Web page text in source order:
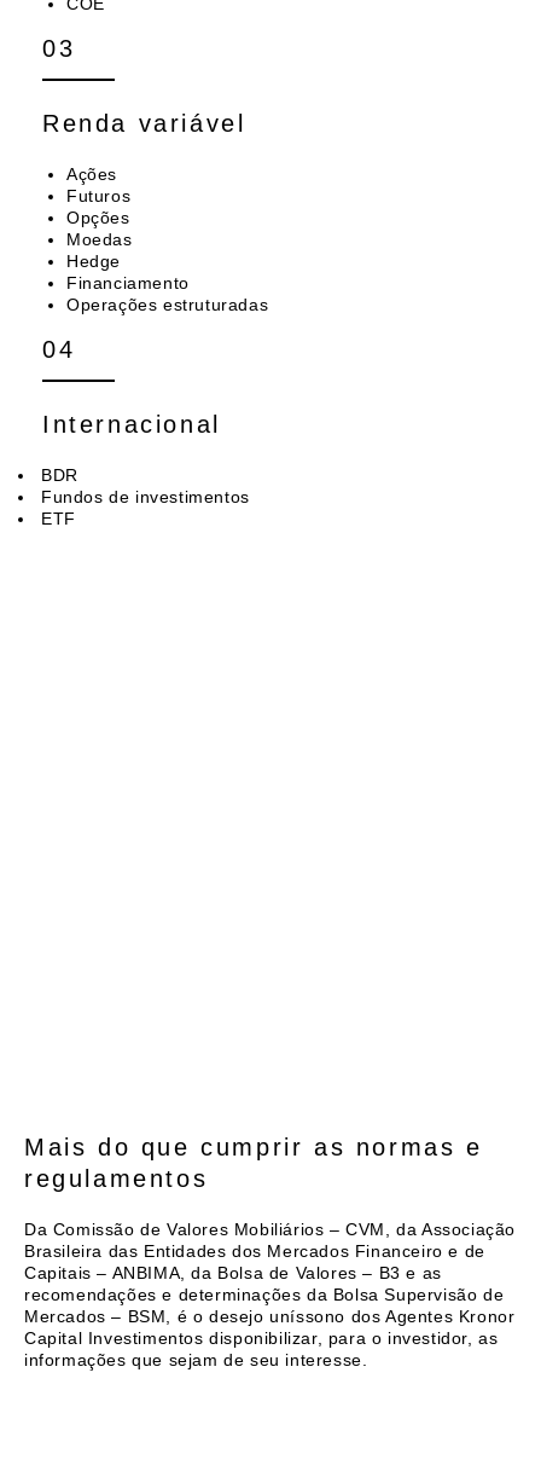
03
Renda variável
Ações
Futuros
Opções
Moedas
Hedge
Financiamento
Operações estruturadas
04
Internacional
BDR
Fundos de investimentos
ETF
Mais do que cumprir as normas e
regulamentos
Da Comissão de Valores Mobiliários – CVM, da Associação
Brasileira das Entidades dos Mercados Financeiro e de
Capitais – ANBIMA, da Bolsa de Valores – B3 e as
recomendações e determinações da Bolsa Supervisão de
Mercados – BSM, é o desejo uníssono dos Agentes Kronor
Capital Investimentos disponibilizar, para o investidor, as
informações que sejam de seu interesse.